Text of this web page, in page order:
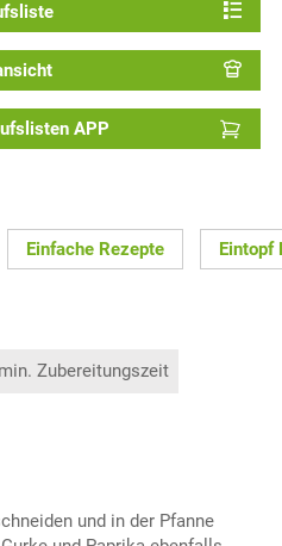
APP
Einfache Rezepte Eintopf
Zubereitungszeit
und in der Pfanne